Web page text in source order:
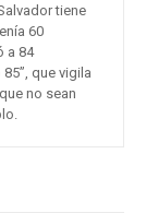
tiene
60
a 84
que vigila
no sean